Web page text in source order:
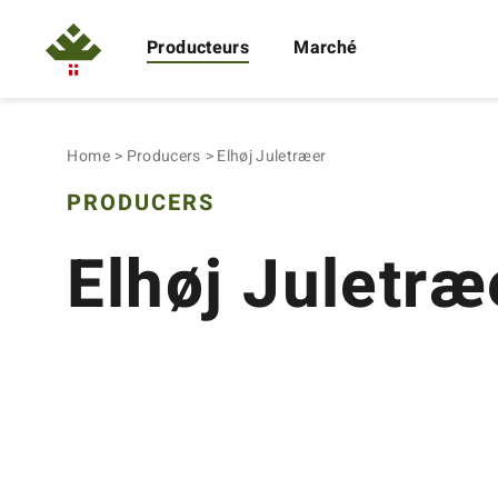
Producteurs Marché
Home Producers Elhøj Juletræer
PRODUCERS
Elhøj